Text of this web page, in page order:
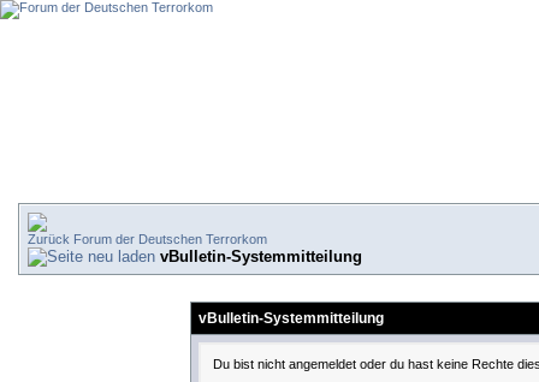
Forum der Deutschen Terrorkom
vBulletin-Systemmitteilung
vBulletin-Systemmitteilung
Du bist nicht angemeldet oder du hast keine Rechte